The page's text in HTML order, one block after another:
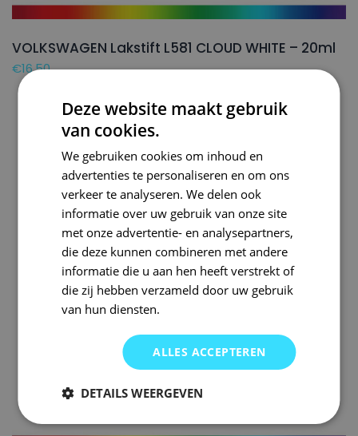
VOLKSWAGEN Lakstift L581 CLOUD WHITE – 20ml
€16,50
Deze website maakt gebruik
van cookies.
We gebruiken cookies om inhoud en
advertenties te personaliseren en om ons
verkeer te analyseren. We delen ook
informatie over uw gebruik van onze site
met onze advertentie- en analysepartners,
die deze kunnen combineren met andere
informatie die u aan hen heeft verstrekt of
die zij hebben verzameld door uw gebruik
van hun diensten.
ALLES ACCEPTEREN
DETAILS WEERGEVEN